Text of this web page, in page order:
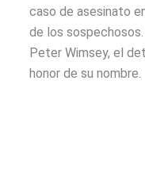
caso de asesinato
de los
Peter Wimsey, el
honor de su nombre.